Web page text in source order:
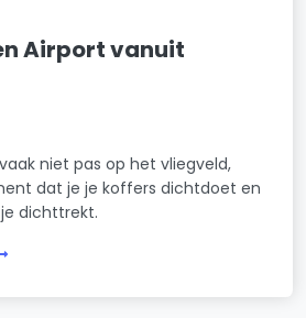
Airport vanuit
niet pas op het vliegveld,
dat je je koffers dichtdoet en
dichttrekt.